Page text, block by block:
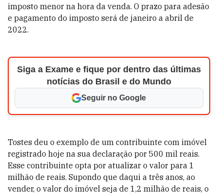
imposto menor na hora da venda. O prazo para adesão
e pagamento do imposto será de janeiro a abril de
2022.
Siga a Exame e fique por dentro das últimas
notícias do Brasil e do Mundo
Seguir no Google
Tostes deu o exemplo de um contribuinte com imóvel
registrado hoje na sua declaração por 500 mil reais.
Esse contribuinte opta por atualizar o valor para 1
milhão de reais. Supondo que daqui a três anos, ao
vender, o valor do imóvel seja de 1,2 milhão de reais, o